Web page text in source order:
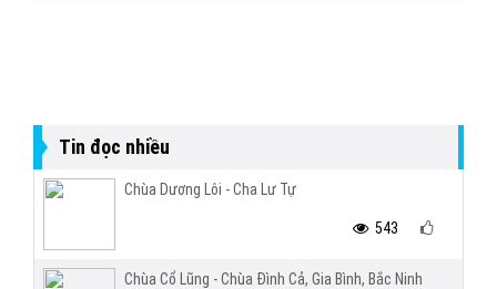
Tin đọc nhiều
Chùa Dương Lôi - Cha Lư Tự
543
Chùa Cổ Lũng - Chùa Đình Cả, Gia Bình, Bắc Ninh